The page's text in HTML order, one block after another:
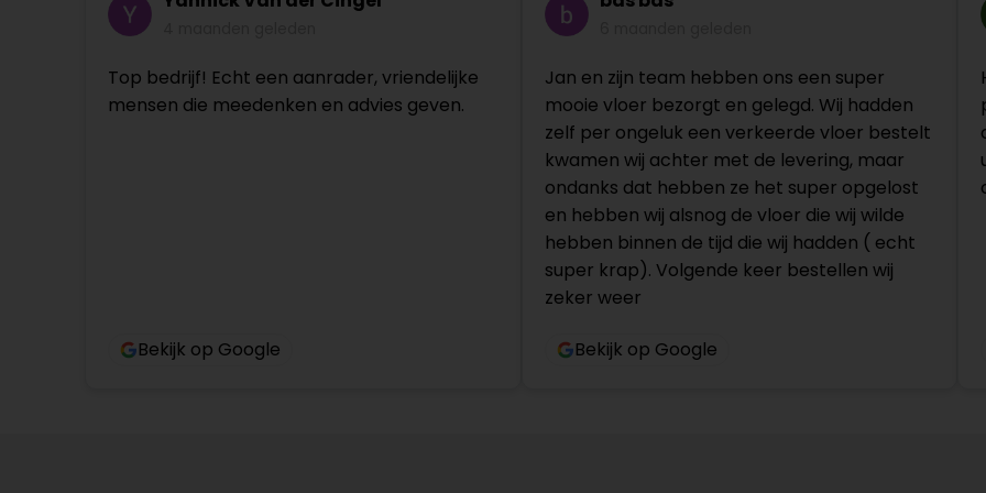
Top bedrijf! Echt een aanrader, vriendelijke
mensen die meedenken en advies geven.
Bekijk op Google
Jan en zijn team hebben ons een super
mooie vloer bezorgt en gelegd. Wij hadden
zelf per ongeluk een verkeerde vloer bestelt
kwamen wij achter met de levering, maar
ondanks dat hebben ze het super opgelost
en hebben wij alsnog de vloer die wij wilde
hebben binnen de tijd die wij hadden ( echt
super krap). Volgende keer bestellen wij
zeker weer
Bekijk op Google